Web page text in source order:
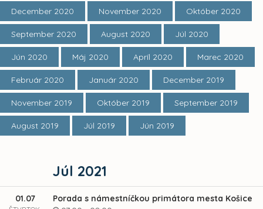
December 2020 November 2020 Október 2020
September 2020 August 2020 Júl 2020
Jún 2020 Máj 2020 Apríl 2020 Marec 2020
Február 2020 Január 2020 December 2019
November 2019 Október 2019 September 2019
August 2019 Júl 2019 Jún 2019
Júl 2021
01.07
Porada s námestníčkou primátora mesta Košice